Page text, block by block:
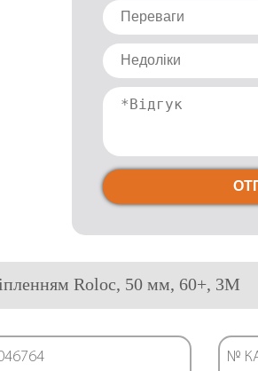
Roloc, 50 мм, 60+, 3М
№